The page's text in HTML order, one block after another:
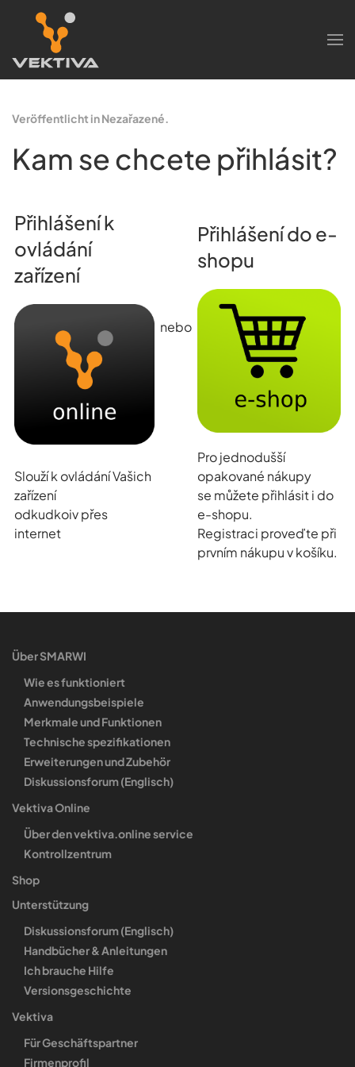
Zum Hauptinhalt springen
Veröffentlicht in Nezařazené.
Kam se chcete přihlásit?
Přihlášení k
ovládání
zařízení
nebo
Přihlášení do e-
shopu
Slouží k ovládání Vašich
zařízení
odkudkoiv přes
internet
Pro jednodušší
opakované nákupy
se můžete přihlásit i do
e-shopu.
Registraci proveďte při
prvním nákupu v košíku.
Über SMARWI
Wie es funktioniert
Anwendungsbeispiele
Merkmale und Funktionen
Technische spezifikationen
Erweiterungen und Zubehör
Diskussionsforum (Englisch)
Vektiva Online
Über den vektiva.online service
Kontrollzentrum
Shop
Unterstützung
Diskussionsforum (Englisch)
Handbücher & Anleitungen
Ich brauche Hilfe
Versionsgeschichte
Vektiva
Für Geschäftspartner
Firmenprofil